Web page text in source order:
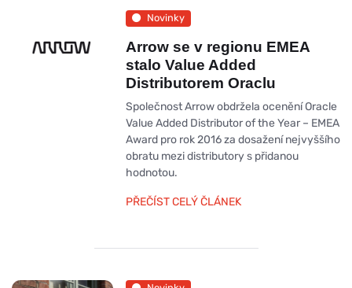
Novinky
Arrow se v regionu EMEA
stalo Value Added
Distributorem Oraclu
Společnost Arrow obdržela ocenění Oracle
Value Added Distributor of the Year – EMEA
Award pro rok 2016 za dosažení nejvyššího
obratu mezi distributory s přidanou
hodnotou.
PŘEČÍST CELÝ ČLÁNEK